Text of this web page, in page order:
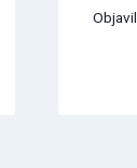
Objavil